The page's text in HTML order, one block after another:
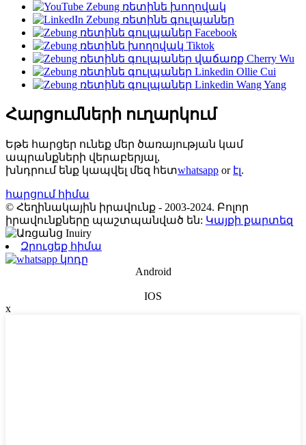
Հարցումների ուղարկում
Եթե ​​հարցեր ունեք մեր ծառայության կամ
ապրանքների վերաբերյալ,
խնդրում ենք կապվել մեզ հետwhatsapp or էլ.
հարցում հիմա
© Հեղինակային իրավունք - 2003-2024. Բոլոր
իրավունքները պաշտպանված են: Կայքի քարտեզ
Զրուցեք հիմա
Android
IOS
x